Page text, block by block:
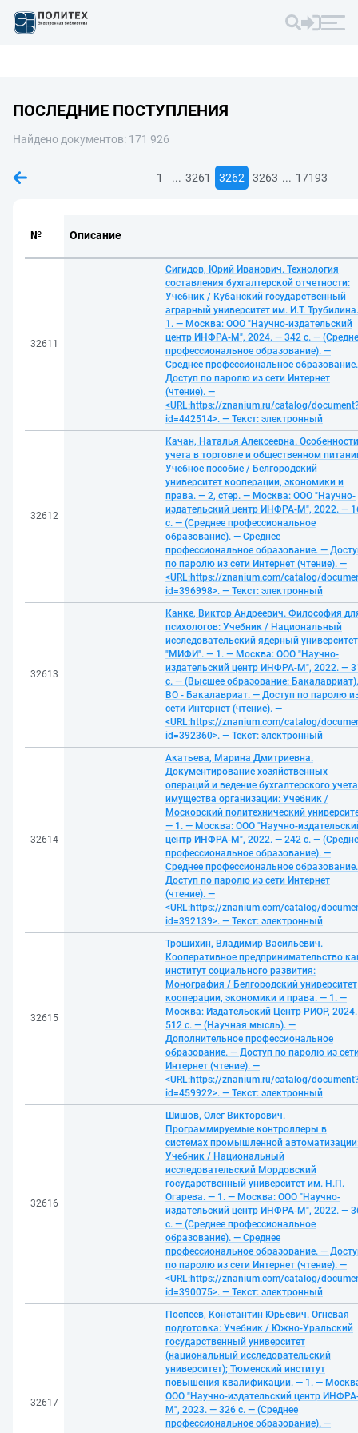
ПОСЛЕДНИЕ ПОСТУПЛЕНИЯ
Найдено документов: 171 926
1 ... 3261 3262 3263 ... 17193
№ Описание
32611
Сигидов, Юрий Иванович. Технология
составления бухгалтерской отчетности:
Учебник / Кубанский государственный
аграрный университет им. И.Т.
1. — Москва: ООО "Научно-издательский
центр ИНФРА-М", 2024. — 342 с. —
профессиональное образование). —
Среднее профессиональное
Доступ по паролю из сети Интернет
(чтение). —
<URL:https://znanium.ru/catalog/
id=442514>. — Текст: электронный
32612
Качан, Наталья Алексеевна. Особенности
учета в торговле и общественном
Учебное пособие / Белгородский
университет кооперации, экономики и
права. — 2, стер. — Москва: ООО "Научно-
издательский центр ИНФРА-М", 2022. —
с. — (Среднее профессиональное
образование). — Среднее
профессиональное образование. —
по паролю из сети Интернет (чтение). —
<URL:https://znanium.com/catalog/
id=396998>. — Текст: электронный
32613
Канке, Виктор Андреевич. Философия
психологов: Учебник / Национальный
исследовательский ядерный университет
"МИФИ". — 1. — Москва: ООО "Научно-
издательский центр ИНФРА-М", 2022. —
с. — (Высшее образование:
ВО - Бакалавриат. — Доступ по паролю
сети Интернет (чтение). —
<URL:https://znanium.com/catalog/
id=392360>. — Текст: электронный
32614
Акатьева, Марина Дмитриевна.
Документирование хозяйственных
операций и ведение бухгалтерского учета
имущества организации: Учебник /
Московский политехнический
— 1. — Москва: ООО "Научно-
центр ИНФРА-М", 2022. — 242 с. —
профессиональное образование). —
Среднее профессиональное
Доступ по паролю из сети Интернет
(чтение). —
<URL:https://znanium.com/catalog/
id=392139>. — Текст: электронный
32615
Трошихин, Владимир Васильевич.
Кооперативное предпринимательство
институт социального развития:
Монография / Белгородский университет
кооперации, экономики и права. — 1. —
Москва: Издательский Центр РИОР,
512 с. — (Научная мысль). —
Дополнительное профессиональное
образование. — Доступ по паролю из
Интернет (чтение). —
<URL:https://znanium.ru/catalog/
id=459922>. — Текст: электронный
32616
Шишов, Олег Викторович.
Программируемые контроллеры в
системах промышленной
Учебник / Национальный
исследовательский Мордовский
государственный университет им. Н.П.
Огарева. — 1. — Москва: ООО "Научно-
издательский центр ИНФРА-М", 2022. —
с. — (Среднее профессиональное
образование). — Среднее
профессиональное образование. —
по паролю из сети Интернет (чтение). —
<URL:https://znanium.com/catalog/
id=390075>. — Текст: электронный
32617
Поспеев, Константин Юрьевич. Огневая
подготовка: Учебник / Южно-Уральский
государственный университет
(национальный исследовательский
университет); Тюменский институт
повышения квалификации. — 1. —
ООО "Научно-издательский центр
М", 2023. — 326 с. — (Среднее
профессиональное образование). —